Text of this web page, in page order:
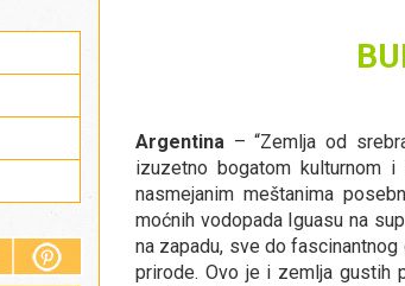
Argentina – “Zemlja od
izuzetno bogatom kulturnom
nasmejanim meštanima
moćnih vodopada Iguasu na
na zapadu, sve do
prirode. Ovo je i zemlja gustih